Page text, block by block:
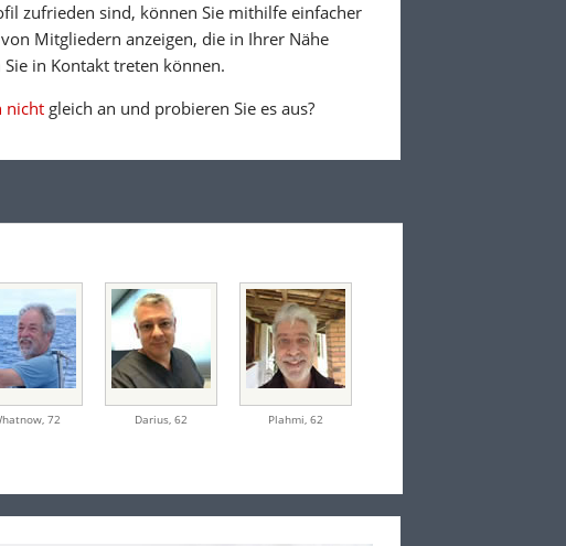
zufrieden sind, können Sie mithilfe einfacher
Mitgliedern anzeigen, die in Ihrer Nähe
in Kontakt treten können.
nicht gleich an und probieren Sie es aus?
, 72 Darius, 62 Plahmi, 62